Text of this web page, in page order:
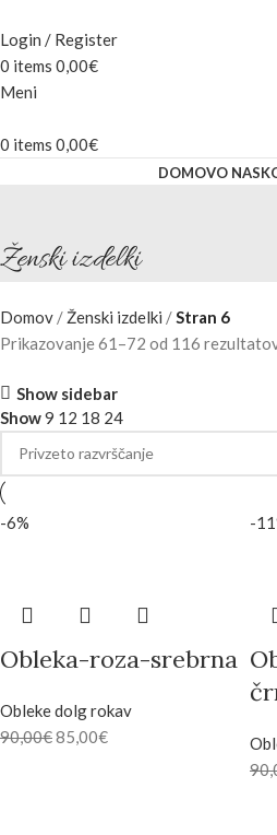
Login / Register
0 items 0,00€
Meni
0 items 0,00€
DOMOVO NAS
Ženski izdelki
Domov Ženski izdelki
Stran 6
Prikazovanje 61–72 od 116
Show sidebar
Show9 12 18 24
-6%
Obleka-roza-srebrna
Obleke dolg rokav
90,00€85,00€
-